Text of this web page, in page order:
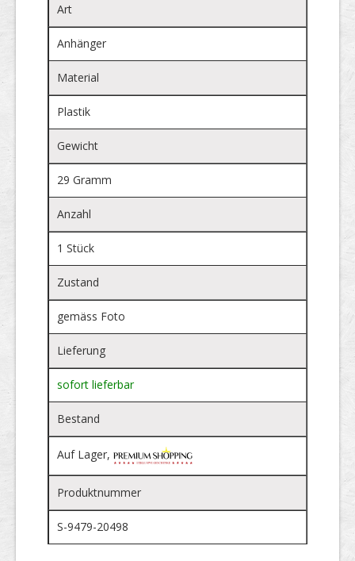
Art
Anhänger
Material
Plastik
Gewicht
29 Gramm
Anzahl
1 Stück
Zustand
gemäss Foto
Lieferung
sofort lieferbar
Bestand
Auf Lager,
Produktnummer
S-9479-20498